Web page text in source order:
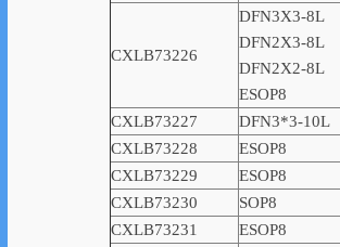
CXLB73226
DFN3X3-8L
DFN2X3-8L
DFN2X2-8L
ESOP8
CXLB73227 DFN3*3-10L
CXLB73228
ESOP8
CXLB73229
ESOP8
CXLB73230
SOP8
CXLB73231
ESOP8